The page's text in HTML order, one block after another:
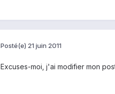
Posté(e) 21 juin 2011
Excuses-moi, j'ai modifier mon